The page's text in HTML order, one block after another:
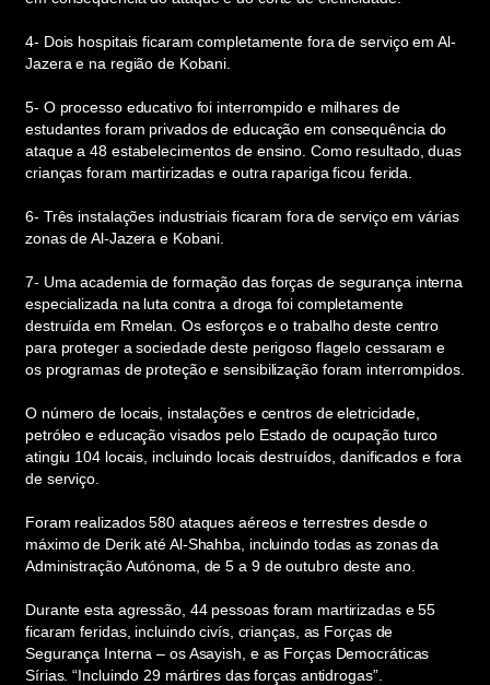
4- Dois hospitais ficaram completamente fora de serviço em Al-
Jazera e na região de Kobani.
5- O processo educativo foi interrompido e milhares de
estudantes foram privados de educação em consequência do
ataque a 48 estabelecimentos de ensino. Como resultado, duas
crianças foram martirizadas e outra rapariga ficou ferida.
6- Três instalações industriais ficaram fora de serviço em várias
zonas de Al-Jazera e Kobani.
7- Uma academia de formação das forças de segurança interna
especializada na luta contra a droga foi completamente
destruída em Rmelan. Os esforços e o trabalho deste centro
para proteger a sociedade deste perigoso flagelo cessaram e
os programas de proteção e sensibilização foram interrompidos.
O número de locais, instalações e centros de eletricidade,
petróleo e educação visados pelo Estado de ocupação turco
atingiu 104 locais, incluindo locais destruídos, danificados e fora
de serviço.
Foram realizados 580 ataques aéreos e terrestres desde o
máximo de Derik até Al-Shahba, incluindo todas as zonas da
Administração Autónoma, de 5 a 9 de outubro deste ano.
Durante esta agressão, 44 pessoas foram martirizadas e 55
ficaram feridas, incluindo civís, crianças, as Forças de
Segurança Interna – os Asayish, e as Forças Democráticas
Sírias. “Incluindo 29 mártires das forças antidrogas”.